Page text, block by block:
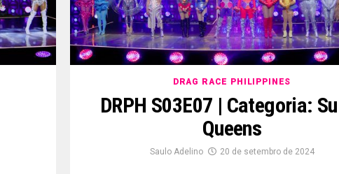
DRAG RACE PHILIPPINES
DRPH S03E07 | Categoria:
Queens
Saulo Adelino 20 de setembro de 2024